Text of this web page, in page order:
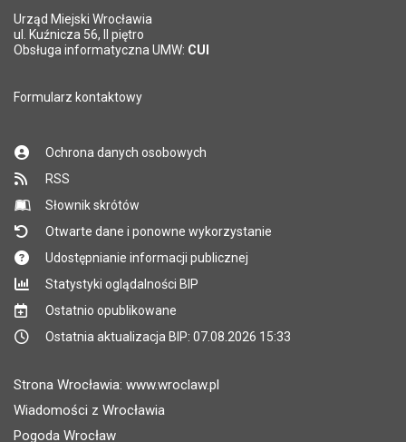
Urząd Miejski Wrocławia
ul. Kuźnicza 56, II piętro
Obsługa informatyczna UMW: CUI
Formularz kontaktowy
Ochrona danych osobowych
RSS
Słownik skrótów
Otwarte dane i ponowne wykorzystanie
Udostępnianie informacji publicznej
Statystyki oglądalności BIP
Ostatnio opublikowane
Ostatnia aktualizacja BIP: 07.08.2026 15:33
Strona Wrocławia: www.wroclaw.pl
Wiadomości z Wrocławia
Pogoda Wrocław